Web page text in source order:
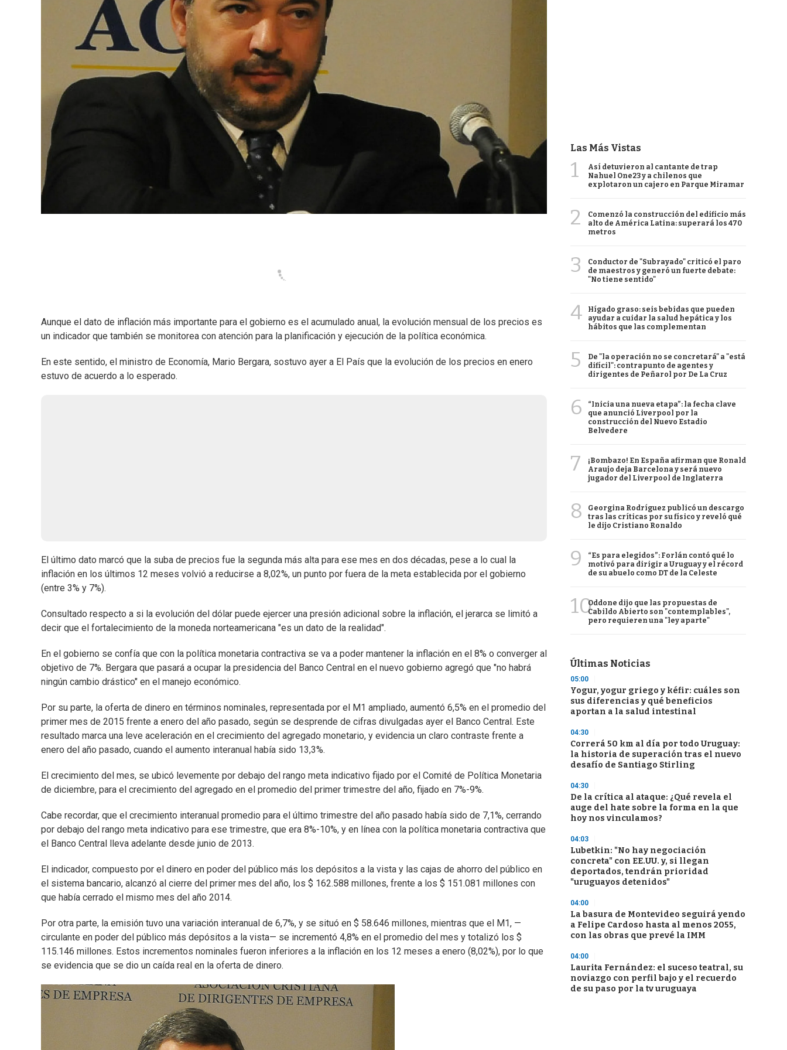
Aunque el dato de inflación más importante para el gobierno es el acumulado anual, la evolución mensual de los precios es
un indicador que también se monitorea con atención para la planificación y ejecución de la política económica.
En este sentido, el ministro de Economía, Mario Bergara, sostuvo ayer a El País que la evolución de los precios en enero
estuvo de acuerdo a lo esperado.
El último dato marcó que la suba de precios fue la segunda más alta para ese mes en dos décadas, pese a lo cual la
inflación en los últimos 12 meses volvió a reducirse a 8,02%, un punto por fuera de la meta establecida por el gobierno
(entre 3% y 7%).
Consultado respecto a si la evolución del dólar puede ejercer una presión adicional sobre la inflación, el jerarca se limitó a
decir que el fortalecimiento de la moneda norteamericana "es un dato de la realidad".
En el gobierno se confía que con la política monetaria contractiva se va a poder mantener la inflación en el 8% o converger al
objetivo de 7%. Bergara que pasará a ocupar la presidencia del Banco Central en el nuevo gobierno agregó que "no habrá
ningún cambio drástico" en el manejo económico.
Por su parte, la oferta de dinero en términos nominales, representada por el M1 ampliado, aumentó 6,5% en el promedio del
primer mes de 2015 frente a enero del año pasado, según se desprende de cifras divulgadas ayer el Banco Central. Este
resultado marca una leve aceleración en el crecimiento del agregado monetario, y evidencia un claro contraste frente a
enero del año pasado, cuando el aumento interanual había sido 13,3%.
El crecimiento del mes, se ubicó levemente por debajo del rango meta indicativo fijado por el Comité de Política Monetaria
de diciembre, para el crecimiento del agregado en el promedio del primer trimestre del año, fijado en 7%-9%.
Cabe recordar, que el crecimiento interanual promedio para el último trimestre del año pasado había sido de 7,1%, cerrando
por debajo del rango meta indicativo para ese trimestre, que era 8%-10%, y en línea con la política monetaria contractiva que
el Banco Central lleva adelante desde junio de 2013.
El indicador, compuesto por el dinero en poder del público más los depósitos a la vista y las cajas de ahorro del público en
el sistema bancario, alcanzó al cierre del primer mes del año, los $ 162.588 millones, frente a los $ 151.081 millones con
que había cerrado el mismo mes del año 2014.
Por otra parte, la emisión tuvo una variación interanual de 6,7%, y se situó en $ 58.646 millones, mientras que el M1, —
circulante en poder del público más depósitos a la vista— se incrementó 4,8% en el promedio del mes y totalizó los $
115.146 millones. Estos incrementos nominales fueron inferiores a la inflación en los 12 meses a enero (8,02%), por lo que
se evidencia que se dio un caída real en la oferta de dinero.
Las Más Vistas
1
Así detuvieron al cantante de trap
Nahuel One23 y a chilenos que
explotaron un cajero en Parque Miramar
2
Comenzó la construcción del edificio más
alto de América Latina: superará los 470
metros
3
Conductor de "Subrayado" criticó el paro
de maestros y generó un fuerte debate:
"No tiene sentido"
4
Hígado graso: seis bebidas que pueden
ayudar a cuidar la salud hepática y los
hábitos que las complementan
5
De "la operación no se concretará" a "está
difícil": contrapunto de agentes y
dirigentes de Peñarol por De La Cruz
6
“Inicia una nueva etapa”: la fecha clave
que anunció Liverpool por la
construcción del Nuevo Estadio
Belvedere
7
¡Bombazo! En España afirman que Ronald
Araujo deja Barcelona y será nuevo
jugador del Liverpool de Inglaterra
8
Georgina Rodríguez publicó un descargo
tras las críticas por su físico y reveló qué
le dijo Cristiano Ronaldo
9
“Es para elegidos”: Forlán contó qué lo
motivó para dirigir a Uruguay y el récord
de su abuelo como DT de la Celeste
10Oddone dijo que las propuestas de
Cabildo Abierto son "contemplables",
pero requieren una "ley aparte"
Últimas Noticias
05:00
Yogur, yogur griego y kéfir: cuáles son
sus diferencias y qué beneficios
aportan a la salud intestinal
04:30
Correrá 50 km al día por todo Uruguay:
la historia de superación tras el nuevo
desafío de Santiago Stirling
04:30
De la crítica al ataque: ¿Qué revela el
auge del hate sobre la forma en la que
hoy nos vinculamos?
04:03
Lubetkin: "No hay negociación
concreta" con EE.UU. y, si llegan
deportados, tendrán prioridad
"uruguayos detenidos"
04:00
La basura de Montevideo seguirá yendo
a Felipe Cardoso hasta al menos 2055,
con las obras que prevé la IMM
04:00
Laurita Fernández: el suceso teatral, su
noviazgo con perfil bajo y el recuerdo
de su paso por la tv uruguaya